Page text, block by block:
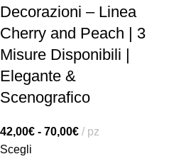
Decorazioni – Linea
Cherry and Peach | 3
Misure Disponibili |
Elegante &
Scenografico
42,00€ - 70,00€
pz
Scegli